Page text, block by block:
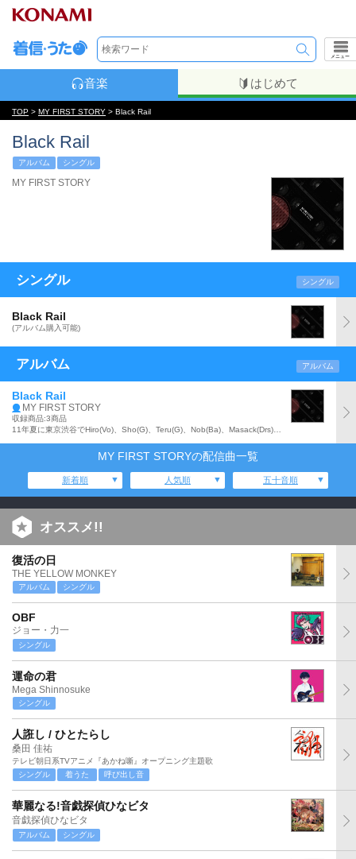
メニュー
音楽 はじめて
TOP > MY FIRST STORY > Black Rail
Black Rail
アルバム シングル
MY FIRST STORY
シングル シングル
Black Rail
(アルバム購入可能)
アルバム アルバム
Black Rail
MY FIRST STORY
収録商品:3商品
MY FIRST STORYの配信曲一覧
新着順 人気順 五十音順
オススメ!!
復活の日
THE YELLOW MONKEY
アルバム シングル
OBF
ジョー・力一
シングル
運命の君
Mega Shinnosuke
シングル
人誑し / ひとたらし
桑田 佳祐
テレビ朝日系TVアニメ『あかね噺』オープニング主題歌
シングル
着うた 呼び出し音
華麗なる!音戯探偵ひなビタ
音戯探偵ひなビタ
アルバム シングル